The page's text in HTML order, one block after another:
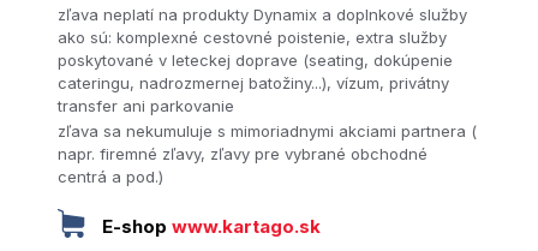
zľava neplatí na produkty Dynamix a doplnkové služby
ako sú: komplexné cestovné poistenie, extra služby
poskytované v leteckej doprave (seating, dokúpenie
cateringu, nadrozmernej batožiny...), vízum, privátny
transfer ani parkovanie
zľava sa nekumuluje s mimoriadnymi akciami partnera (
napr. firemné zľavy, zľavy pre vybrané obchodné
centrá a pod.)
E-shop www.kartago.sk